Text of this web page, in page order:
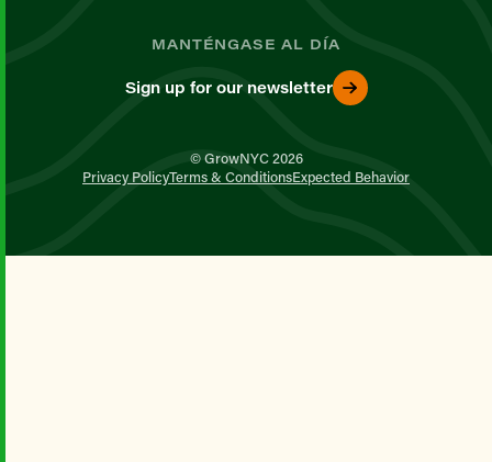
MANTÉNGASE AL DÍA
Sign up for our newsletter
© GrowNYC 2026
Privacy PolicyTerms & ConditionsExpected Behavior